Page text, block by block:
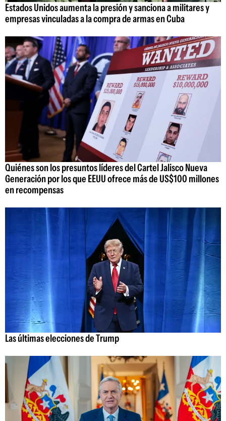
Estados Unidos aumenta la presión y sanciona a militares y
empresas vinculadas a la compra de armas en Cuba
Quiénes son los presuntos líderes del Cartel Jalisco Nueva
Generación por los que EEUU ofrece más de US$100 millones
en recompensas
Las últimas elecciones de Trump